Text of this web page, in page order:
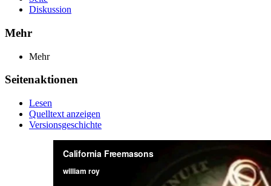
Diskussion
Mehr
Mehr
Seitenaktionen
Lesen
Quelltext anzeigen
Versionsgeschichte